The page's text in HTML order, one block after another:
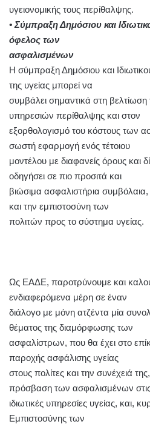
υγειονομικής τους περίθαλψης.
• Σύμπραξη Δημόσιου και
όφελος των
ασφαλισμένων
Η σύμπραξη Δημόσιου και
της υγείας μπορεί να
συμβάλει σημαντικά στη βελτίωση
υπηρεσιών περίθαλψης και στον
εξορθολογισμό του κόστους των
σωστή εφαρμογή ενός τέτοιου
μοντέλου με διαφανείς όρους και
οδηγήσει σε πιο προσιτά και
βιώσιμα ασφαλιστήρια
και την εμπιστοσύνη των
πολιτών προς το σύστημα υγείας.
Ως ΕΑΔΕ, παροτρύνουμε και
ενδιαφερόμενα μέρη σε έναν
διάλογο με μόνη ατζέντα μία
θέματος της διαμόρφωσης των
ασφαλίστρων, που θα έχει στο
παροχής ασφάλισης υγείας
στους πολίτες και την συνέχειά
πρόσβαση των ασφαλισμένων
ιδιωτικές υπηρεσίες υγείας, και,
Εμπιστοσύνης των